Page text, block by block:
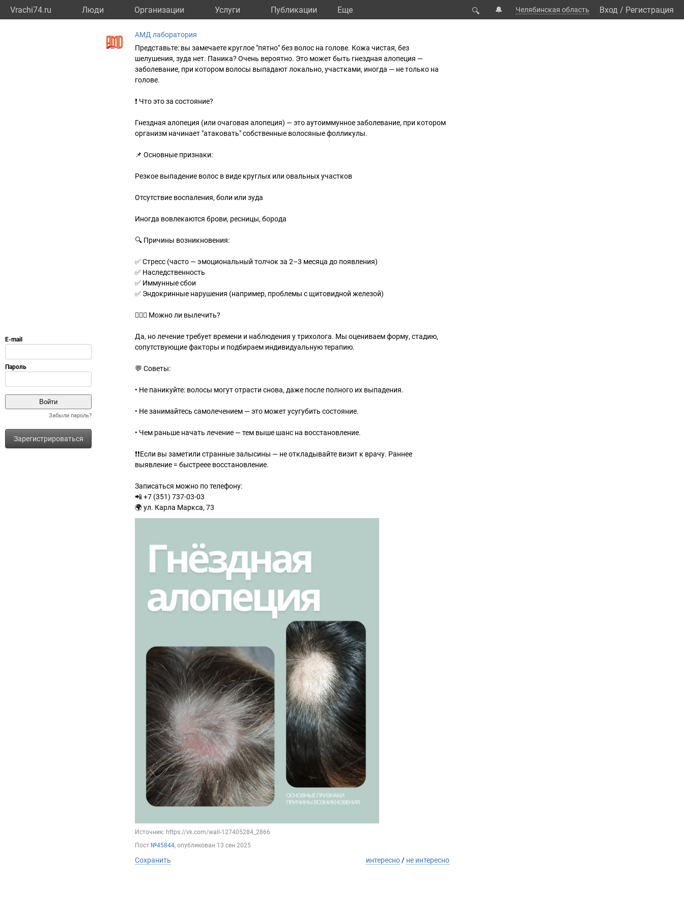
Vrachi74.ru Люди Организации Услуги Публикации Eще 🔍 🔔 Челябинская область Вход / Регистрация
Забыли пароль?
Зарегистрироваться
АМД лаборатория
Представьте: вы замечаете круглое "пятно" без волос на голове. Кожа чистая, без
шелушения, зуда нет. Паника? Очень вероятно. Это может быть гнездная алопеция —
заболевание, при котором волосы выпадают локально, участками, иногда — не только на
голове.
❗ Что это за состояние?
Гнездная алопеция (или очаговая алопеция) — это аутоиммунное заболевание, при котором
организм начинает "атаковать" собственные волосяные фолликулы.
📌 Основные признаки:
Резкое выпадение волос в виде круглых или овальных участков
Отсутствие воспаления, боли или зуда
Иногда вовлекаются брови, ресницы, борода
🔍 Причины возникновения:
✅ Стресс (часто — эмоциональный толчок за 2–3 месяца до появления)
✅ Наследственность
✅ Иммунные сбои
✅ Эндокринные нарушения (например, проблемы с щитовидной железой)
🧑🏻‍⚕️ Можно ли вылечить?
Да, но лечение требует времени и наблюдения у трихолога. Мы оцениваем форму, стадию,
сопутствующие факторы и подбираем индивидуальную терапию.
💬 Советы:
• Не паникуйте: волосы могут отрасти снова, даже после полного их выпадения.
• Не занимайтесь самолечением — это может усугубить состояние.
• Чем раньше начать лечение — тем выше шанс на восстановление.
❗❗Если вы заметили странные залысины — не откладывайте визит к врачу. Раннее
выявление = быстреее восстановление.
Записаться можно по телефону:
📲 +7 (351) 737-03-03
🌍 ул. Карла Маркса, 73
Источник: https://vk.com/wall-127405284_2866
Пост №45844, опубликован 13 сен 2025
Сохранить интересно / не интересно